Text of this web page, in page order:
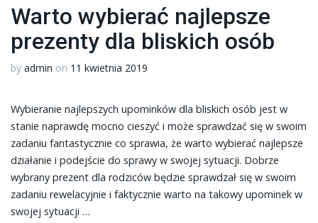
Warto wybierać najlepsze
prezenty dla bliskich osób
by admin on 11 kwietnia 2019
Wybieranie najlepszych upominków dla bliskich osób jest w
stanie naprawdę mocno cieszyć i może sprawdzać się w swoim
zadaniu fantastycznie co sprawia, że warto wybierać najlepsze
działanie i podejście do sprawy w swojej sytuacji. Dobrze
wybrany prezent dla rodziców będzie sprawdzał się w swoim
zadaniu rewelacyjnie i faktycznie warto na takowy upominek w
swojej sytuacji …